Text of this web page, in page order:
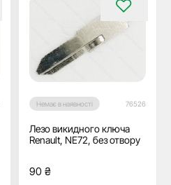
Немає в наявності 76526
Лезо викидного ключа
Renault, NE72, без отвору
90 ₴